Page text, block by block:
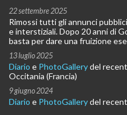
22 settembre 2025
Rimossi tutti gli annunci
e interstiziali. Dopo 20 anni di
basta per dare una fruizione
13 luglio 2025
Diario e PhotoGallerydel
Occitania (Francia)
9 giugno 2024
Diario e PhotoGallerydel